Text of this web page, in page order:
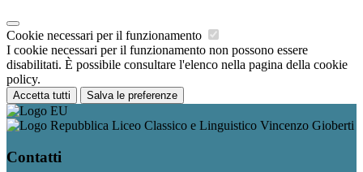
Cookie necessari per il funzionamento
I cookie necessari per il funzionamento non possono essere
disabilitati. È possibile consultare l'elenco nella pagina della cookie
policy.
Accetta tutti Salva le preferenze
Liceo Classico e Linguistico Vincenzo Gioberti
Contatti